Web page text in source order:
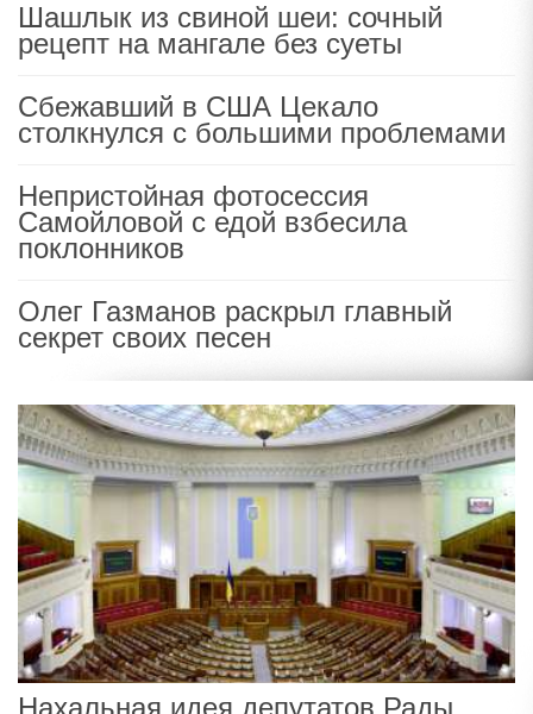
Шашлык из свиной шеи: сочный
рецепт на мангале без суеты
Сбежавший в США Цекало
столкнулся с большими проблемами
Непристойная фотосессия
Самойловой с едой взбесила
поклонников
Олег Газманов раскрыл главный
секрет своих песен
Нахальная идея депутатов Рады